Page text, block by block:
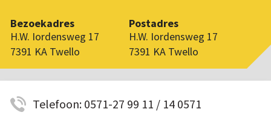
Bezoekadres
H.W. Iordensweg 17
7391 KA Twello
Postadres
H.W. Iordensweg 17
7391 KA Twello
Telefoon: 0571-27 99 11 / 14 0571